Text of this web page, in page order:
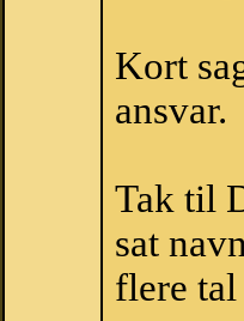
Kort
ansvar.
Tak til
sat
flere